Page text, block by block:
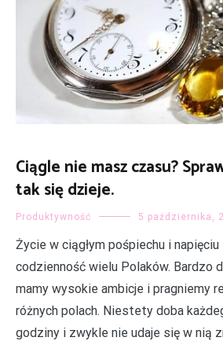
Ciągle nie masz czasu?
tak się dzieje.
Produktywność 5 października,
Życie w ciągłym pośpiechu i
codzienność wielu Polaków. Bardzo
mamy wysokie ambicje i pragniemy
różnych polach. Niestety doba
godziny i zwykle nie udaje się w nią